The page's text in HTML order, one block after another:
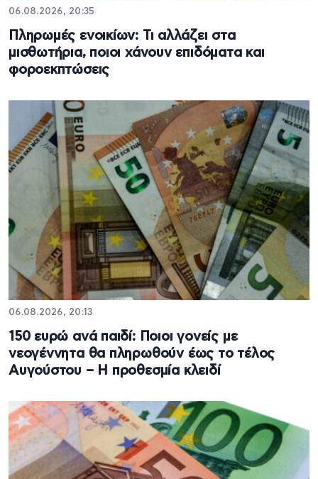
06.08.2026, 20:35
Πληρωμές ενοικίων: Τι αλλάζει στα
μισθωτήρια, ποιοι χάνουν επιδόματα και
φοροεκπτώσεις
06.08.2026, 20:13
150 ευρώ ανά παιδί: Ποιοι γονείς με
νεογέννητα θα πληρωθούν έως το τέλος
Αυγούστου – Η προθεσμία κλειδί